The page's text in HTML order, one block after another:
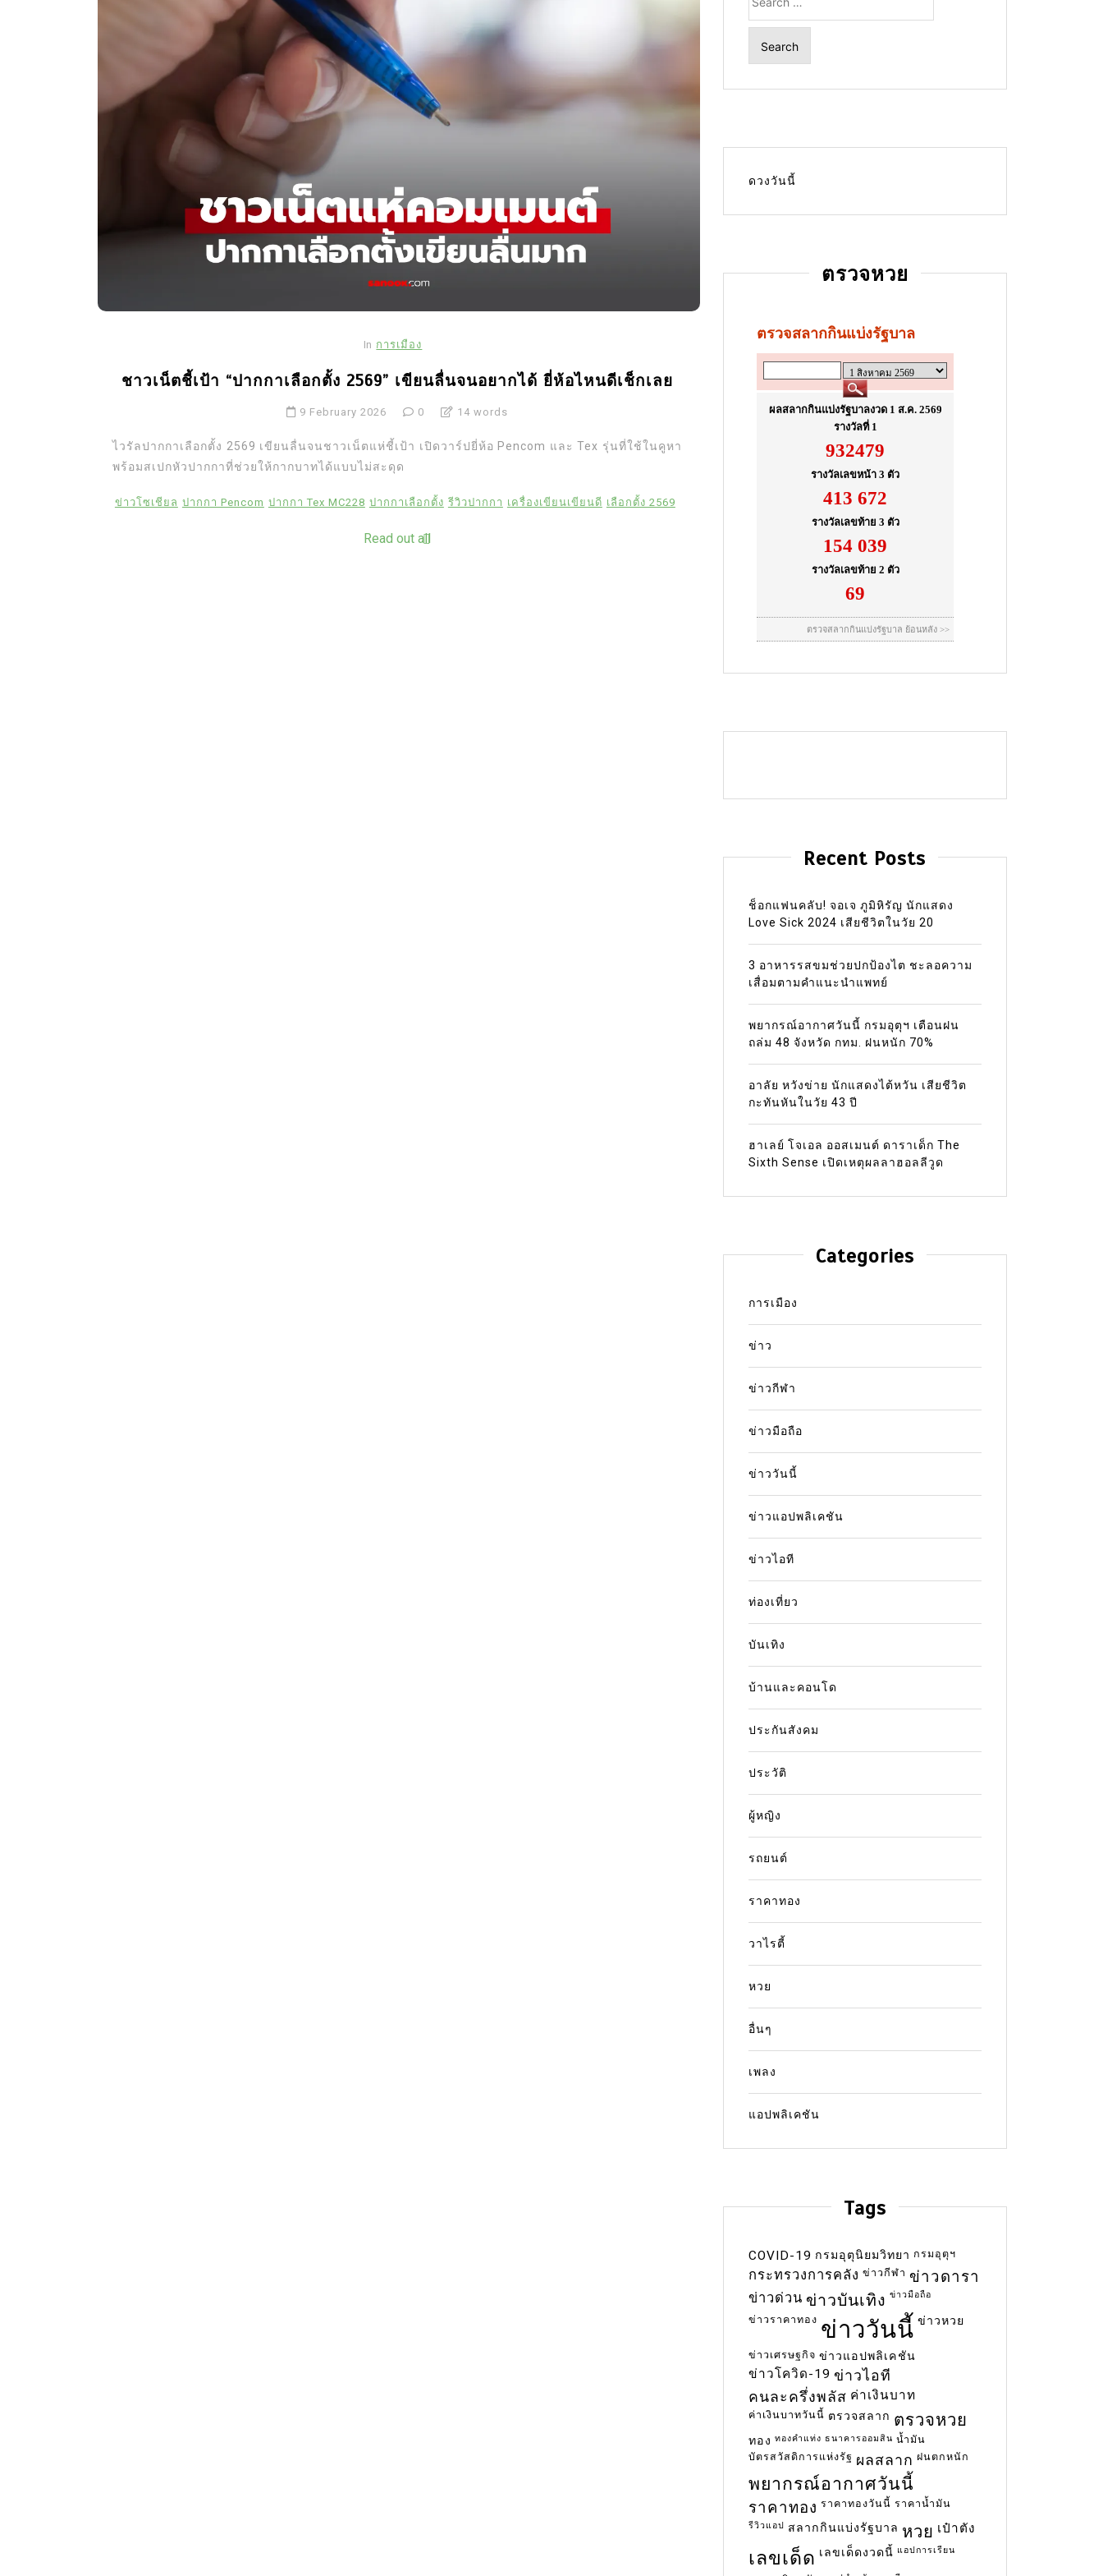
In การเมือง
ชาวเน็ตชี้เป้า “ปากกาเลือกตั้ง 2569” เขียนลื่นจนอยากได้ ยี่ห้อไหนดีเช็กเลย
9 February 2026 0 14 words
ไวรัลปากกาเลือกตั้ง 2569 เขียนลื่นจนชาวเน็ตแห่ชี้เป้า เปิดวาร์ปยี่ห้อ Pencom และ Tex รุ่นที่ใช้ในคูหา
พร้อมสเปกหัวปากกาที่ช่วยให้กากบาทได้แบบไม่สะดุด
ข่าวโซเชียล ปากกา Pencom ปากกา Tex MC228 ปากกาเลือกตั้ง รีวิวปากกา เครื่องเขียนเขียนดี เลือกตั้ง 2569
Read out all
for:
ดวงวันนี้
ตรวจหวย
Recent Posts
ช็อกแฟนคลับ! จอเจ ภูมิหิรัญ นักแสดง
Love Sick 2024 เสียชีวิตในวัย 20
3 อาหารรสขมช่วยปกป้องไต ชะลอความ
เสื่อมตามคำแนะนำแพทย์
พยากรณ์อากาศวันนี้ กรมอุตุฯ เตือนฝน
ถล่ม 48 จังหวัด กทม. ฝนหนัก 70%
อาลัย หวังข่าย นักแสดงไต้หวัน เสียชีวิต
กะทันหันในวัย 43 ปี
ฮาเลย์ โจเอล ออสเมนต์ ดาราเด็ก The
Sixth Sense เปิดเหตุผลลาฮอลลีวูด
Categories
การเมือง
ข่าว
ข่าวกีฬา
ข่าวมือถือ
ข่าววันนี้
ข่าวแอปพลิเคชัน
ข่าวไอที
ท่องเที่ยว
บันเทิง
บ้านและคอนโด
ประกันสังคม
ประวัติ
ผู้หญิง
รถยนต์
ราคาทอง
วาไรตี้
หวย
อื่นๆ
เพลง
แอปพลิเคชัน
Tags
COVID-19 กรมอุตุนิยมวิทยา กรมอุตุฯ
กระทรวงการคลัง ข่าวกีฬา ข่าวดารา
ข่าวด่วน ข่าวบันเทิง ข่าวมือถือ
ข่าวราคาทอง ข่าววันนี้ ข่าวหวย
ข่าวเศรษฐกิจ ข่าวแอปพลิเคชัน
ข่าวโควิด-19 ข่าวไอที
คนละครึ่งพลัส ค่าเงินบาท
ค่าเงินบาทวันนี้ ตรวจสลาก ตรวจหวย
ทอง ทองคำแท่ง ธนาคารออมสิน น้ำมัน
บัตรสวัสดิการแห่งรัฐ ผลสลาก ฝนตกหนัก
พยากรณ์อากาศวันนี้
ราคาทอง ราคาทองวันนี้ ราคาน้ำมัน
รีวิวแอป สลากกินแบ่งรัฐบาล หวย เป๋าตัง
เลขเด็ด เลขเด็ดงวดนี้ แอปการเรียน